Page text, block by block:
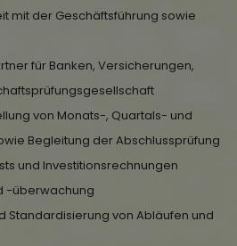
mit der Geschäftsführung sowie
für Banken, Versicherungen,
von Monats-, Quartals- und
Begleitung der Abschlussprüfung
und Investitionsrechnungen
-überwachung
Standardisierung von Abläufen und